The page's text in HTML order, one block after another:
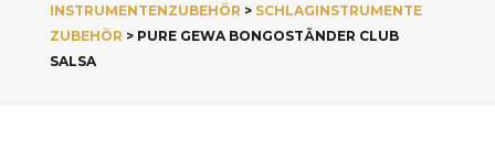
INSTRUMENTENZUBEHÖR > SCHLAGINSTRUMENTE
ZUBEHÖR > PURE GEWA BONGOSTÄNDER CLUB
SALSA